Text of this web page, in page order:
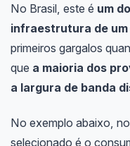
No Brasil, este é um
infraestrutura de
primeiros gargalos
que a maioria dos
a largura de banda
No exemplo abaixo,
selecionado é o